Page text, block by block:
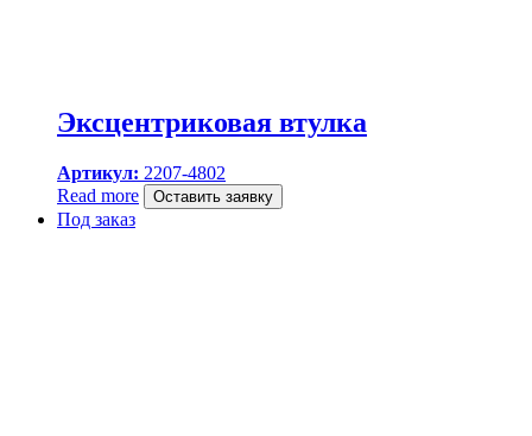
Эксцентриковая втулка
Артикул: 2207-4802
Read more
Оставить заявку
Под заказ